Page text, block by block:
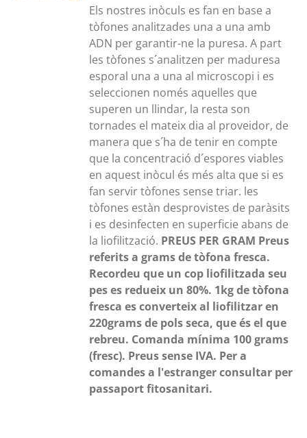
150,00€
a
190,00€
Els nostres inòculs es fan en base a
tòfones analitzades una a una amb
ADN per garantir-ne la puresa. A part
les tòfones s´analitzen per maduresa
esporal una a una al microscopi i es
seleccionen només aquelles que
superen un llindar, la resta son
tornades el mateix dia al proveidor, de
manera que s´ha de tenir en compte
que la concentració d´espores viables
en aquest inòcul és més alta que si es
fan servir tòfones sense triar. les
tòfones estàn desprovistes de paràsits
i es desinfecten en superficie abans de
la liofilització. PREUS PER GRAM Preus
referits a grams de tòfona fresca.
Recordeu que un cop liofilitzada seu
pes es redueix un 80%. 1kg de tòfona
fresca es converteix al liofilitzar en
220grams de pols seca, que és el que
rebreu. Comanda mínima 100 grams
(fresc). Preus sense IVA. Per a
comandes a l'estranger consultar per
passaport fitosanitari.